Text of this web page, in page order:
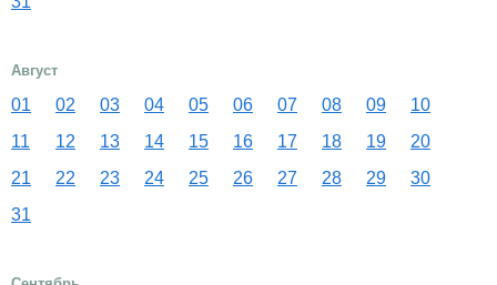
Август
01 02 03 04 05 06 07 08 09
10
11
12 13 14 15 16 17 18 19
20
21
22 23 24 25 26 27 28 29
30
31